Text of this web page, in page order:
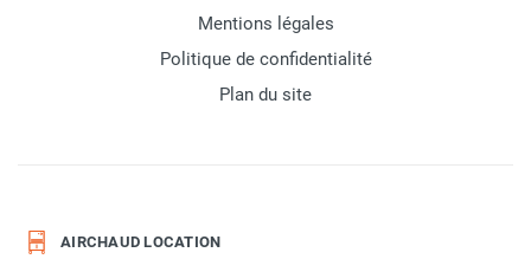
Mentions légales
Politique de confidentialité
Plan du site
AIRCHAUD LOCATION